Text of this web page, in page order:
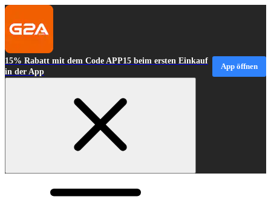
15% Rabatt mit dem Code APP15 beim ersten Einkauf
in der App
App öffnen